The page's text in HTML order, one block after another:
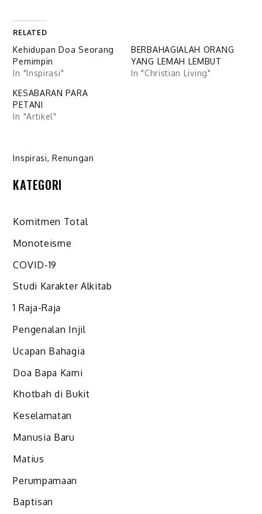
RELATED
Kehidupan Doa Seorang
Pemimpin
In "Inspirasi"
BERBAHAGIALAH ORANG
YANG LEMAH LEMBUT
In "Christian Living"
KESABARAN PARA
PETANI
In "Artikel"
Inspirasi,Renungan
KATEGORI
Komitmen Total
Monoteisme
COVID-19
Studi Karakter Alkitab
1 Raja-Raja
Pengenalan Injil
Ucapan Bahagia
Doa Bapa Kami
Khotbah di Bukit
Keselamatan
Manusia Baru
Matius
Perumpamaan
Baptisan